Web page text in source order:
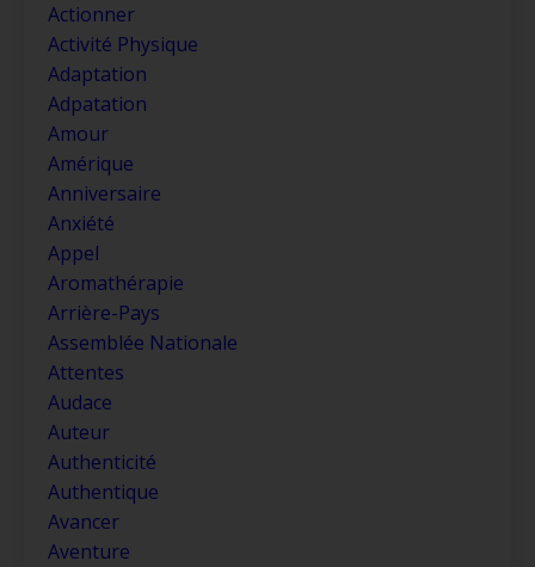
Actionner
Activité Physique
Adaptation
Adpatation
Amour
Amérique
Anniversaire
Anxiété
Appel
Aromathérapie
Arrière-Pays
Assemblée Nationale
Attentes
Audace
Auteur
Authenticité
Authentique
Avancer
Aventure